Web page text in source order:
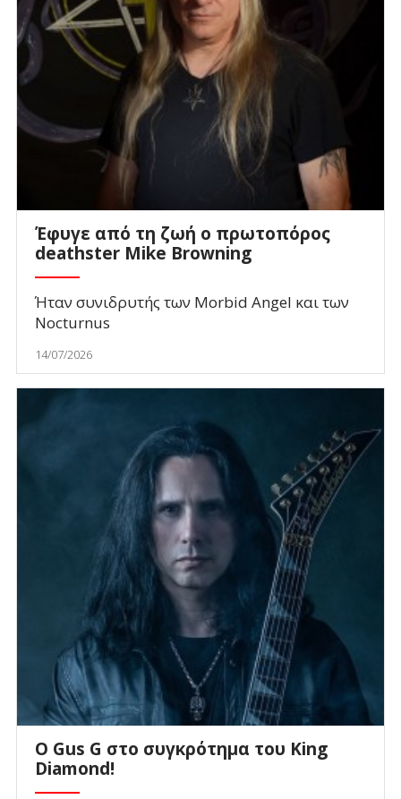
Έφυγε από τη ζωή ο πρωτοπόρος
deathster Mike Browning
Ήταν συνιδρυτής των Morbid Angel και των
Nocturnus
14/07/2026
O Gus G στο συγκρότημα του King
Diamond!